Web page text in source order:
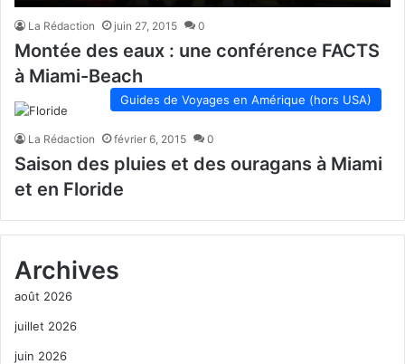
La Rédaction juin 27, 2015 0
Montée des eaux : une conférence FACTS
à Miami-Beach
Guides de Voyages en Amérique (hors USA)
La Rédaction février 6, 2015 0
Saison des pluies et des ouragans à Miami
et en Floride
Archives
août 2026
juillet 2026
juin 2026